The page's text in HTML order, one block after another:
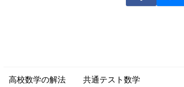
高校数学の解法 共通テスト数学